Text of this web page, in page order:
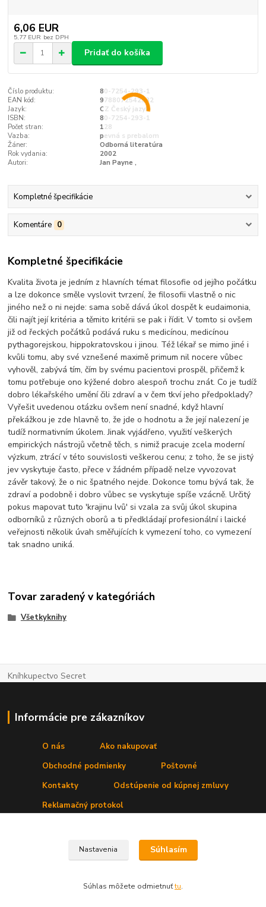
6,06 EUR
5,77 EUR bez DPH
Pridať do košíka
Číslo produktu:
80-7254-293-1
EAN kód:
9788072542932
Jazyk:
CZ Český jazyk
ISBN:
80-7254-293-1
Počet stran:
128
Vazba:
pevná s prebalom
Žáner:
Odborná literatúra
Rok vydania:
2002
Autori:
Jan Payne ,
Kompletné špecifikácie
Komentáre 0
Kompletné špecifikácie
Kvalita života je jedním z hlavních témat filosofie od jejího počátku
a lze dokonce směle vyslovit tvrzení, že filosofii vlastně o nic
jiného než o ni nejde: sama sobě dává úkol dospět k eudaimonia,
čili najít její kritéria a těmito kritérii se pak i řídit. V tomto si ovšem
již od řeckých počátků podává ruku s medicínou, medicínou
pythagorejskou, hippokratovskou i jinou. Též lékař se mimo jiné i
kvůli tomu, aby své vznešené maximě primum nil nocere vůbec
vyhověl, zabývá tím, čím by svému pacientovi prospěl, přičemž k
tomu potřebuje ono kýžené dobro alespoň trochu znát. Co je tudíž
dobro lékařského umění čili zdraví a v čem tkví jeho předpoklady?
Vyřešit uvedenou otázku ovšem není snadné, když hlavní
překážkou je zde hlavně to, že jde o hodnotu a že její nalezení je
tudíž normativním úkolem. Jinak vyjádřeno, využití veškerých
empirických nástrojů včetně těch, s nimiž pracuje zcela moderní
výzkum, ztrácí v této souvislosti veškerou cenu; z toho, že se jistý
jev vyskytuje často, přece v žádném případě nelze vyvozovat
závěr takový, že o nic špatného nejde. Dokonce tomu bývá tak, že
zdraví a podobně i dobro vůbec se vyskytuje spíše vzácně. Určitý
pokus mapovat tuto 'krajinu lvů' si vzala za svůj úkol skupina
odborníků z různých oborů a ti předkládají profesionální i laické
veřejnosti několik úvah směřujících k vymezení toho, co vymezení
tak snadno uniká.
Tovar zaradený v kategóriách
Všetkyknihy
Kníhkupectvo Secret
Informácie pre zákazníkov
O nás
Ako nakupovať
Obchodné podmienky
Poštovné
Kontakty
Odstúpenie od kúpnej zmluvy
Reklamačný protokol
Kde nás nájdeteNastavenia Súhlasím
Súhlas môžete odmietnuťtu.